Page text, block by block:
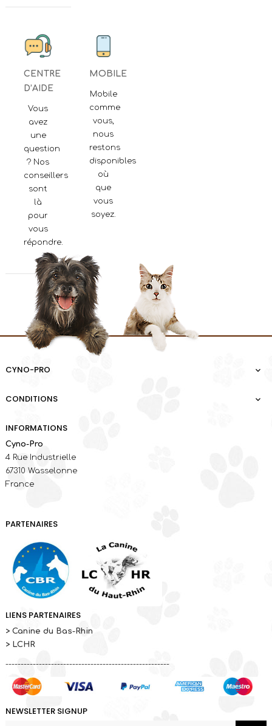
CENTRE
D’AIDE
Vous
avez
une
question
? Nos
conseillers
sont
là
pour
vous
répondre.
MOBILE
Mobile
comme
vous,
nous
restons
disponibles
où
que
vous
soyez.
CYNO-PRO 
CONDITIONS 
INFORMATIONS
Cyno-Pro
4 Rue Industrielle
67310 Wasselonne
France
PARTENAIRES
LIENS PARTENAIRES
> Canine du Bas-Rhin
> LCHR
------------------------------------------------------
NEWSLETTER SIGNUP